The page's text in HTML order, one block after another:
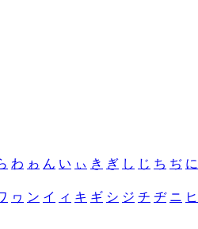
わ ゎ ん い ぃ き ぎ し じ ち ぢ に
ヮ ン イ ィ キ ギ シ ジ チ ヂ ニ ヒ